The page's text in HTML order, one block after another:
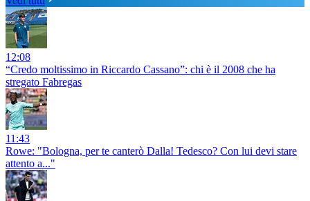
12:08
“Credo moltissimo in Riccardo Cassano”: chi è il 2008 che ha
stregato Fabregas
11:43
Rowe: "Bologna, per te canterò Dalla! Tedesco? Con lui devi stare
attento a..."